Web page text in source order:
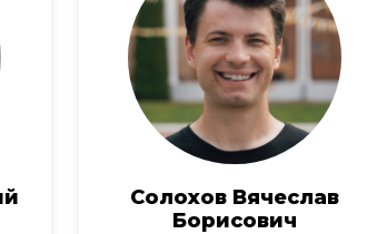
Солохов Вячеслав
Борисович